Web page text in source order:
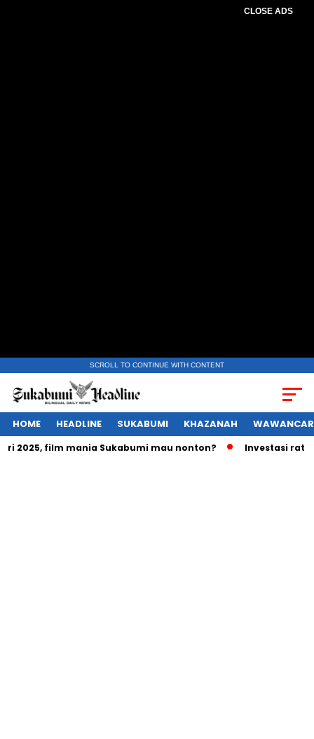
CLOSE ADS
SCROLL TO CONTINUE WITH CONTENT
HOME HEADLINE SUKABUMI KHAZANAH
film mania Sukabumi mau nonton? Investasi ratusan